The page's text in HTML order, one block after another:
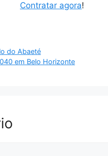
Contratar agora!
do Abaeté
em Belo Horizonte